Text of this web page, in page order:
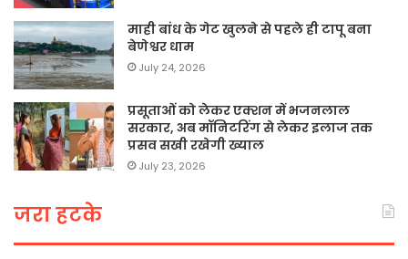
माही बांध के गेट खुलने से पहले ही टापू बना
बेणेश्वर धाम
July 24, 2026
प्रसूताओं को लेकर एक्शन में भजनलाल
सरकार, अब मॉनिटरिंग से लेकर इलाज तक
प्रसव सखी रखेगी ख्याल
July 23, 2026
जरा हटके